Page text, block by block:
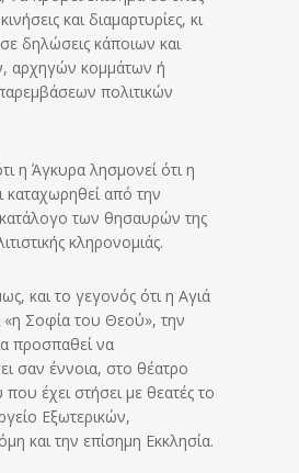
και διαμαρτυρίες, κι
σε δηλώσεις κάποιων και
αρχηγών κομμάτων ή
πολιτικών
η Άγκυρα λησμονεί ότι η
καταχωρηθεί από την
των θησαυρών της
κληρονομιάς.
και το γεγονός ότι η Αγιά
«η Σοφία του Θεού», την
προσπαθεί να
σαν έννοια, στο θέατρο
έχει στήσει με θεατές το
Εξωτερικών,
και την επίσημη Εκκλησία.